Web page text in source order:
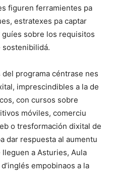
figuren ferramientes pa
estratexes pa captar
sobre los requisitos
sostenibilidá.
programa céntrase nes
imprescindibles a la de
con cursos sobre
móviles, comerciu
o tresformación dixital de
dar respuesta al aumentu
a Asturies, Aula
empobinaos a la